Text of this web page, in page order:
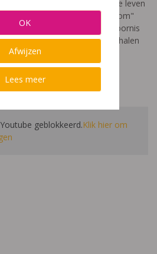
die toont hoe het is om te leven
met als titel: "Ik heet niet dom"
dat de impact van een leerstoornis
je ziet in de klas. Je hoort verhalen
en ouders.
geblokkeerd.Klik hier om
OK
Afwijzen
Lees meer